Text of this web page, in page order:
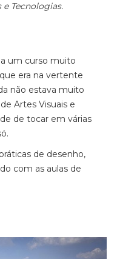
Tecnologias.
um curso muito
era na vertente
não estava muito
Artes Visuais e
de tocar em várias
de desenho,
com as aulas de